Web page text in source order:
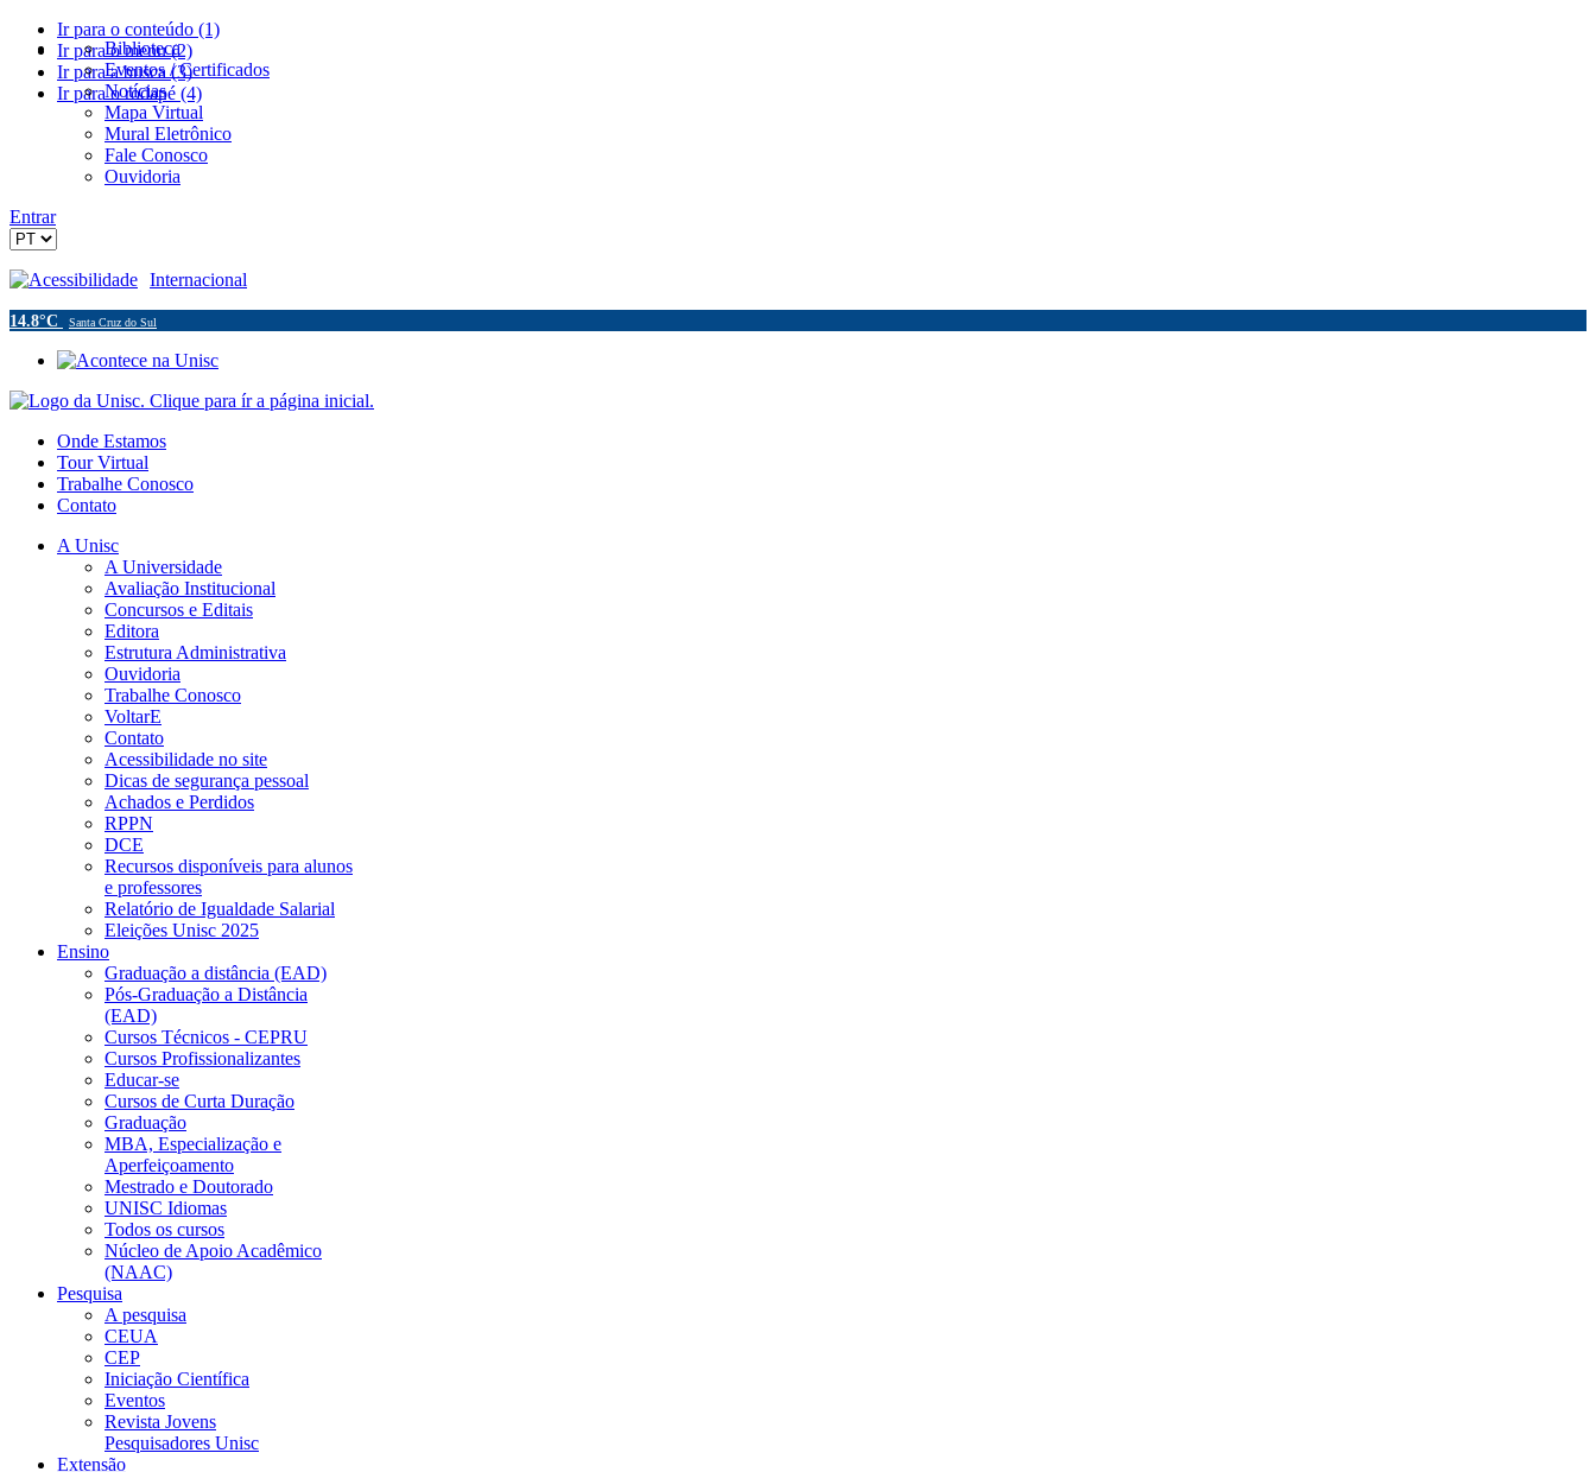
Ir para o conteúdo (1)
Ir para o menu (2)
Ir para a busca (3)
Ir para o rodapé (4)
Biblioteca
Eventos / Certificados
Notícias
Mapa Virtual
Mural Eletrônico
Fale Conosco
Ouvidoria
Entrar
Acessibilidade Internacional
14.8°C Santa Cruz do Sul
Onde Estamos
Tour Virtual
Trabalhe Conosco
Contato
A Unisc
A Universidade
Avaliação Institucional
Concursos e Editais
Editora
Estrutura Administrativa
Ouvidoria
Trabalhe Conosco
VoltarE
Contato
Acessibilidade no site
Dicas de segurança pessoal
Achados e Perdidos
RPPN
DCE
Recursos disponíveis para alunos
e professores
Relatório de Igualdade Salarial
Eleições Unisc 2025
Ensino
Graduação a distância (EAD)
Pós-Graduação a Distância
(EAD)
Cursos Técnicos - CEPRU
Cursos Profissionalizantes
Educar-se
Cursos de Curta Duração
Graduação
MBA, Especialização e
Aperfeiçoamento
Mestrado e Doutorado
UNISC Idiomas
Todos os cursos
Núcleo de Apoio Acadêmico
(NAAC)
Pesquisa
A pesquisa
CEUA
CEP
Iniciação Científica
Eventos
Revista Jovens
Pesquisadores Unisc
Extensão